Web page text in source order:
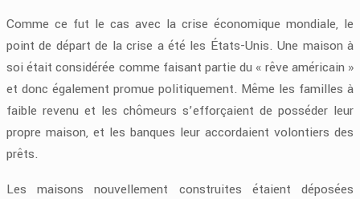
Comme ce fut le cas avec la crise économique mondiale, le
point de départ de la crise a été les États-Unis. Une maison à
soi était considérée comme faisant partie du « rêve américain »
et donc également promue politiquement. Même les familles à
faible revenu et les chômeurs s’efforçaient de posséder leur
propre maison, et les banques leur accordaient volontiers des
prêts.
Les maisons nouvellement construites étaient déposées